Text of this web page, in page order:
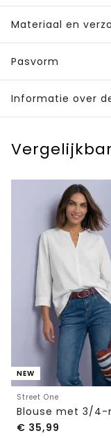
Materiaal en
Pasvorm
Informatie over
NEW
Street One
€ 35,99